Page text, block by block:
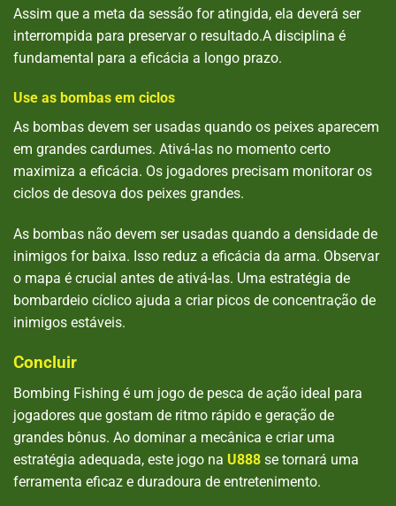
Assim que a meta da sessão for atingida, ela deverá ser
interrompida para preservar o resultado.A disciplina é
fundamental para a eficácia a longo prazo.
Use as bombas em ciclos
As bombas devem ser usadas quando os peixes aparecem
em grandes cardumes. Ativá-las no momento certo
maximiza a eficácia. Os jogadores precisam monitorar os
ciclos de desova dos peixes grandes.
As bombas não devem ser usadas quando a densidade de
inimigos for baixa. Isso reduz a eficácia da arma. Observar
o mapa é crucial antes de ativá-las. Uma estratégia de
bombardeio cíclico ajuda a criar picos de concentração de
inimigos estáveis.
Concluir
Bombing Fishing é um jogo de pesca de ação ideal para
jogadores que gostam de ritmo rápido e geração de
grandes bônus. Ao dominar a mecânica e criar uma
estratégia adequada, este jogo na U888 se tornará uma
ferramenta eficaz e duradoura de entretenimento.